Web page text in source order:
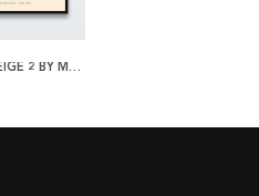
PERCE NEIGE 2 BY MAURICE PILLARD VERNEUIL POSTER